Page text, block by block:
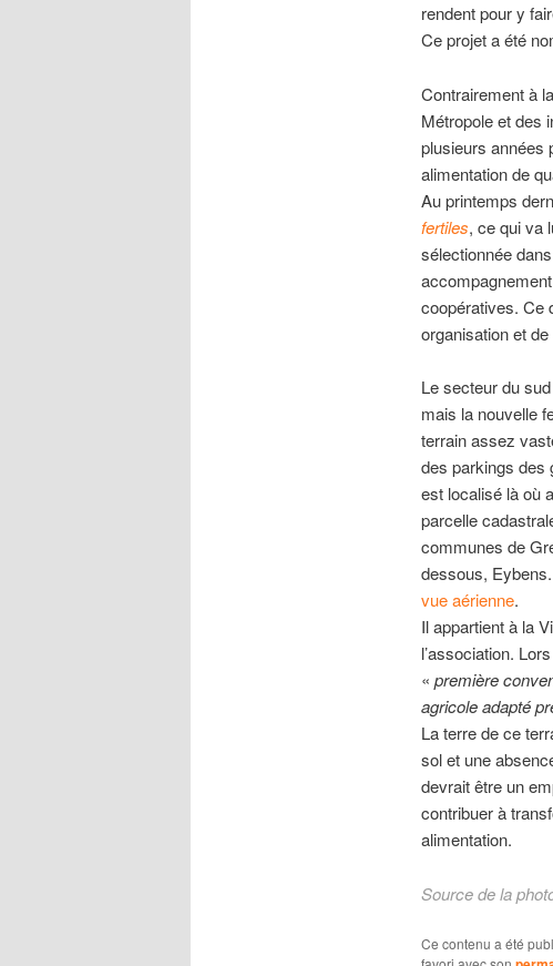
rendent pour y
Ce projet a été
Contrairement à la
Métropole et des
plusieurs années
alimentation de
Au printemps
fertiles, ce qui va
sélectionnée
coopératives. Ce
organisation et
Le secteur du
mais la nouvelle
terrain assez
des parkings des
est localisé là où
parcelle
communes de
dessous,
vue aérienne.
Il appartient à la
l’association.
« première
agricole adapté
La terre de ce
sol et une
devrait être un
contribuer à
alimentation.
Source de la
Ce contenu a été